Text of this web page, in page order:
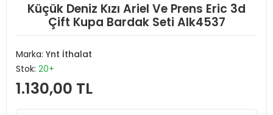
Küçük Deniz Kızı Ariel Ve Prens Eric 3d
Çift Kupa Bardak Seti Alk4537
Marka: Ynt İthalat
Stok: 20+
1.130,00 TL